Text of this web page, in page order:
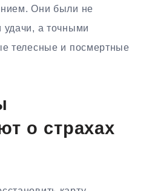
Они были не
удачи, а точными
телесные и посмертные
о страхах